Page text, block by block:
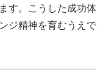
す。こうした成功体
ジ精神を育むうえで